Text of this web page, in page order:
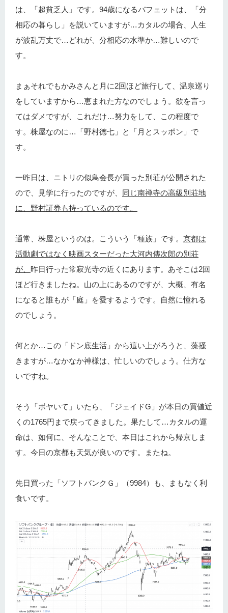
は、「超貧乏人」です。94歳になるバフェットは、「分
相応の暮らし」を説いていますが…カタルの場合、人生
が波乱万丈で…どれが、分相応の水準か…難しいので
す。
まぁそれでもかみさんと月に2回ほど旅行して、温泉巡り
をしていますから…恵まれた方なのでしょう。欲を言っ
てはダメですが、これだけ…努力をして、この程度で
す。株屋なのに…「野村徳七」と「月とスッポン」で
す。
一昨日は、ニトリの似鳥会長が買った別荘が公開された
ので、見学に行ったのですが、 同じ南禅寺の高級別荘地
に、野村証券も持っているのです。
通常、株屋というのは。こういう「種族」です。 京都は
活動劇ではなく映画スターだった大河内傳次郎の別荘
が、 昨日行った常寂光寺の近くにあります。あそこは2回
ほど行きましたね。山の上にあるのですが、大概、有名
になると誰もが「庭」を愛するようです。自然に憧れる
のでしょう。
何とか…この「ドン底生活」から這い上がろうと、藻掻
きますが…なかなか神様は、忙しいのでしょう。仕方な
いですね。
そう「ボヤいて」いたら、「ジェイドG」が本日の買値近
くの1765円まで戻ってきました。果たして…カタルの運
命は、如何に、そんなことで、本日はこれから帰京しま
す。今日の京都も天気が良いのです。またね。
先日買った「ソフトバンクＧ」（9984）も、まもなく利
食いです。